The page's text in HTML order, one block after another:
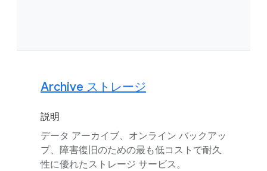
Archive ストレージ
説明
データ アーカイブ、オンライン バックアッ
プ、障害復旧のための最も低コストで耐久
性に優れたストレージ サービス。